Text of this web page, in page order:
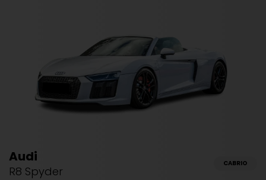
Audi
R8 Spyder
CABRIO